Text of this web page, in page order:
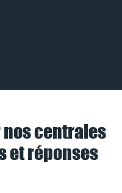
centrales
et réponses